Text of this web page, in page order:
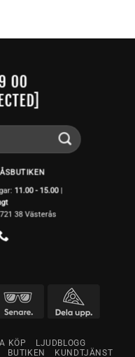
00
11.00 - 15.00 |
38 Västerås
KÖP
LJUDBLOGG
BUTIKEN KUNDTJÄNST